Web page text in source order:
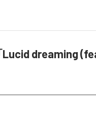
Lucid dreaming